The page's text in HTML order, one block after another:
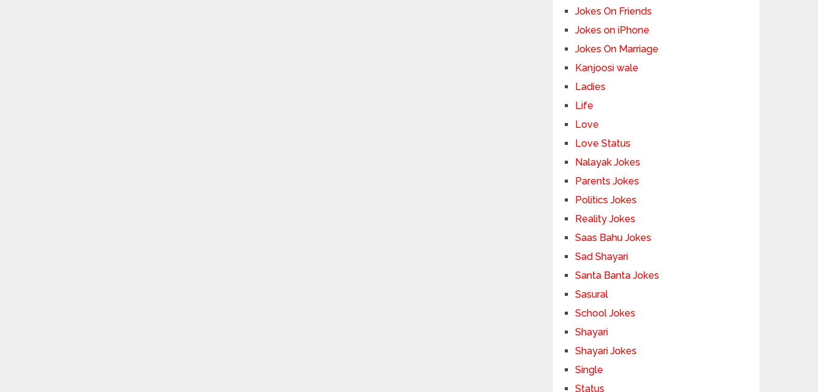
Jokes On Friends
Jokes on iPhone
Jokes On Marriage
Kanjoosi wale
Ladies
Life
Love
Love Status
Nalayak Jokes
Parents Jokes
Politics Jokes
Reality Jokes
Saas Bahu Jokes
Sad Shayari
Santa Banta Jokes
Sasural
School Jokes
Shayari
Shayari Jokes
Single
Status